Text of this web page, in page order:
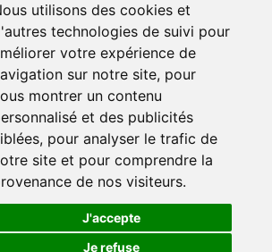
utilisons des cookies et
technologies de suivi pour
votre expérience de
sur notre site, pour
montrer un contenu
et des publicités
pour analyser le trafic de
site et pour comprendre la
de nos visiteurs.
J'accepte
Je refuse
DE PAIEMENT ACCEPTÉS
🍪